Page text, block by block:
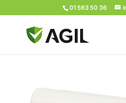
01 563 50 36